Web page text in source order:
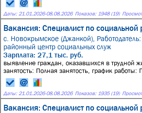
Даты: 21.01.2026-08.08.2026 Показов: 1948 (19)
Вакансия: Специалист по социальной
с. Новокрымское (Джанкой),
районный центр социальных служ
Зарплата: 27,1 тыс. руб.
выявление граждан, оказавшихся в трудной
занятость: Полная занятость, график
Даты: 21.01.2026-08.08.2026 Показов: 1935 (19)
Вакансия: Специалист по социальной